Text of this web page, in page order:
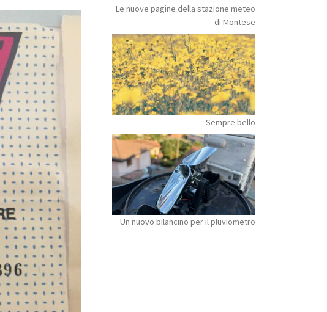
Le nuove pagine della stazione meteo
di Montese
Sempre bello
Un nuovo bilancino per il pluviometro